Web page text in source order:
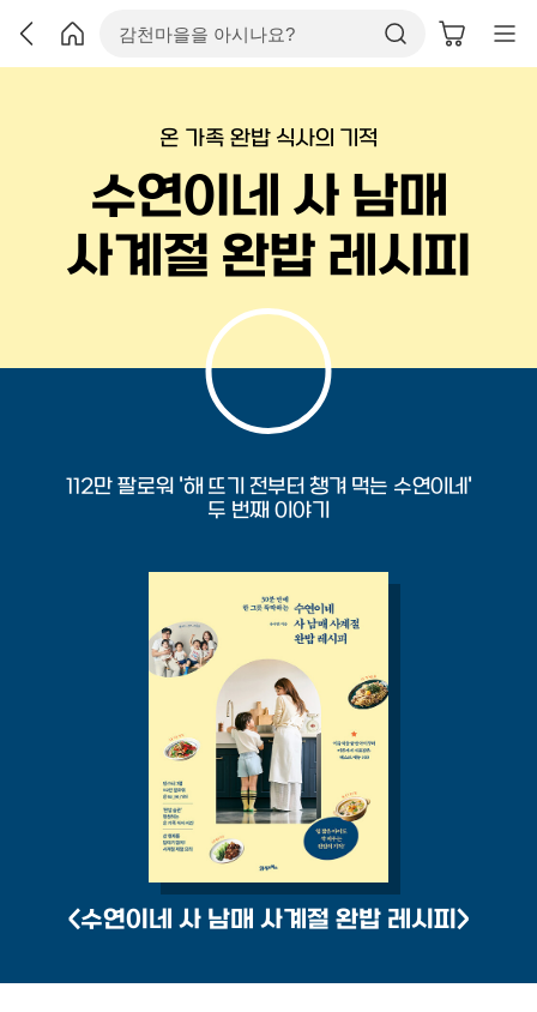
온 가족 완밥 식사의 기적
수연이네 사 남매
사계절 완밥 레시피
112만 팔로워 '해 뜨기 전부터 챙겨 먹는 수연이네'
두 번째 이야기
<수연이네 사 남매 사계절 완밥 레시피>